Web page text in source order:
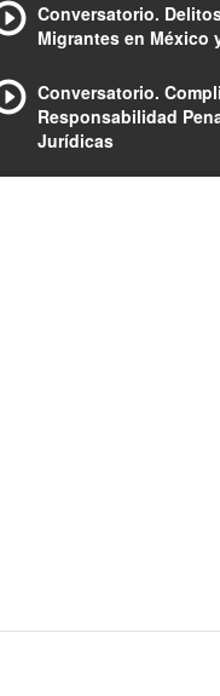
Conversatorio.
Migrantes en México
Conversatorio.
Responsabilidad
Jurídicas